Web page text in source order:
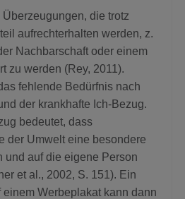
die trotz
aufrechterhalten werden, z.
Nachbarschaft oder einem
zu werden (Rey, 2011).
fehlende Bedürfnis nach
der krankhafte Ich-Bezug.
bedeutet, dass
der Umwelt eine besondere
und auf die eigene Person
et al., 2002, S. 151). Ein
einem Werbeplakat kann dann